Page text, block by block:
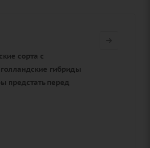
сорта с
гибриды
предстать перед